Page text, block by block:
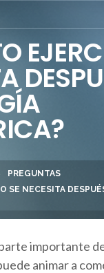
PREGUNTAS
SE NECESITA
importante
animar a